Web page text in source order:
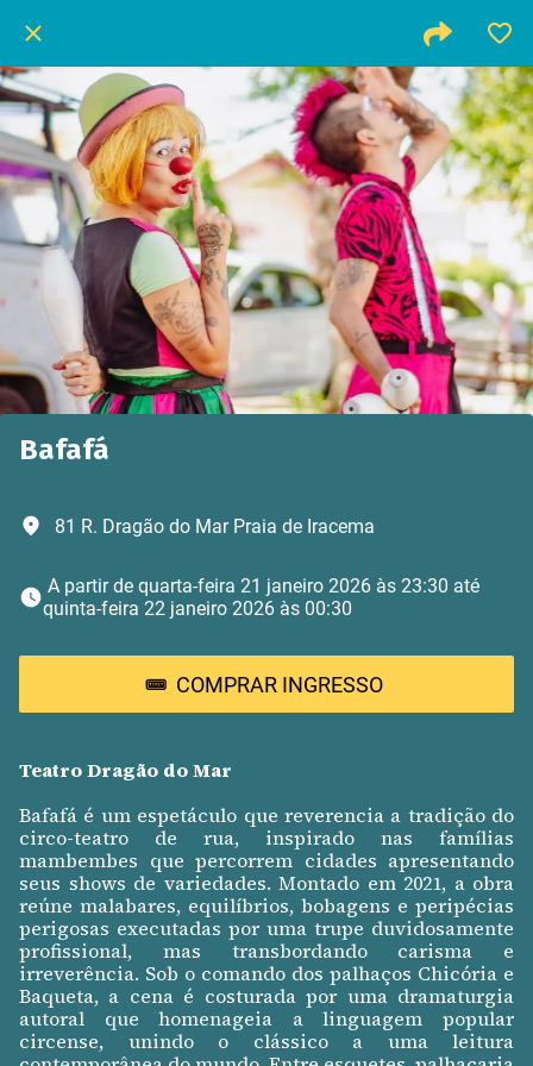
Bafafá
81 R. Dragão do Mar Praia de Iracema
quinta-feira 22 janeiro 2026 às 00:30
COMPRAR INGRESSO
Teatro Dragão do Mar
Bafafá é um espetáculo que reverencia a tradição do
circo-teatro de rua, inspirado nas famílias
mambembes que percorrem cidades apresentando
seus shows de variedades. Montado em 2021, a obra
reúne malabares, equilíbrios, bobagens e peripécias
perigosas executadas por uma trupe duvidosamente
profissional, mas transbordando carisma e
irreverência. Sob o comando dos palhaços Chicória e
Baqueta, a cena é costurada por uma dramaturgia
autoral que homenageia a linguagem popular
circense, unindo o clássico a uma leitura